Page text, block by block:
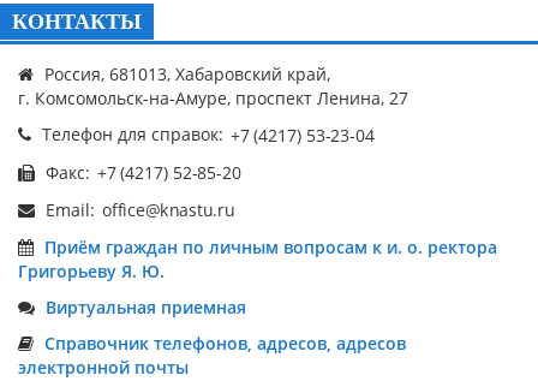
КОНТАКТЫ
Россия, 681013, Хабаровский край,
г. Комсомольск-на-Амуре, проспект Ленина, 27
Телефон для справок:
Факс:
Email:
Приём граждан по личным вопросам к и. о. ректора
Григорьеву Я. Ю.
Виртуальная приемная
Справочник телефонов, адресов, адресов
электронной почты